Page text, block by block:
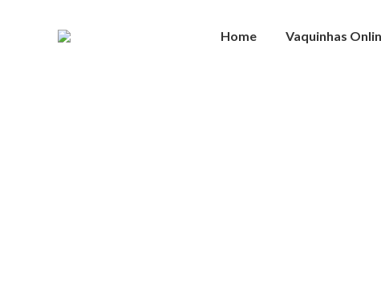
Home Vaquinhas